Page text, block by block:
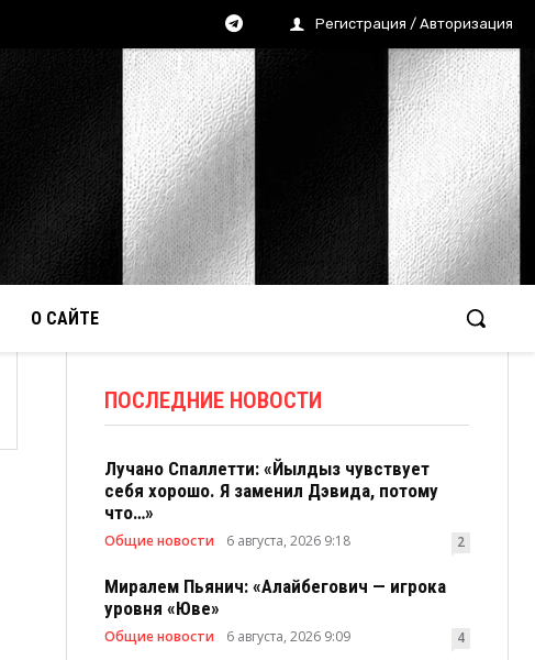
Регистрация / Авторизация
О САЙТЕ
ПОСЛЕДНИЕ НОВОСТИ
Лучано Спаллетти: «Йылдыз чувствует
себя хорошо. Я заменил Дэвида, потому
что…»
Общие новости 6 августа, 2026 9:18 2
Миралем Пьянич: «Алайбегович — игрока
уровня «Юве»
Общие новости 6 августа, 2026 9:09 4